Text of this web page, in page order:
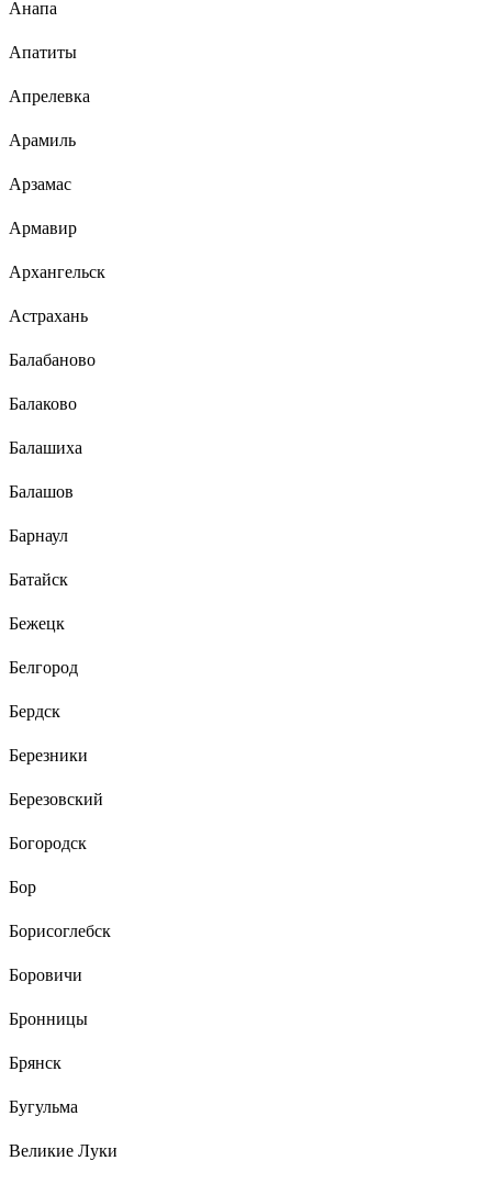
Анапа
Апатиты
Апрелевка
Арамиль
Арзамас
Армавир
Архангельск
Астрахань
Балабаново
Балаково
Балашиха
Балашов
Барнаул
Батайск
Бежецк
Белгород
Бердск
Березники
Березовский
Богородск
Бор
Борисоглебск
Боровичи
Бронницы
Брянск
Бугульма
Великие Луки